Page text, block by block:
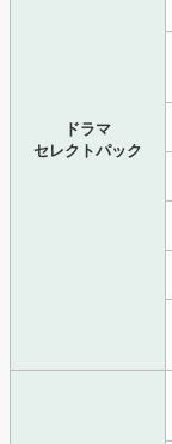
ドラマ
セレクトパック